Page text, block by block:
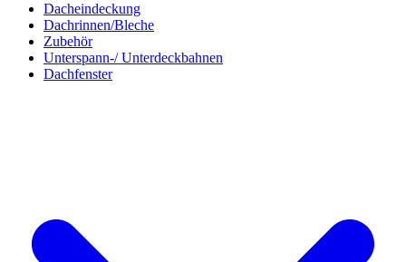
Dacheindeckung
Dachrinnen/Bleche
Zubehör
Unterspann-/ Unterdeckbahnen
Dachfenster